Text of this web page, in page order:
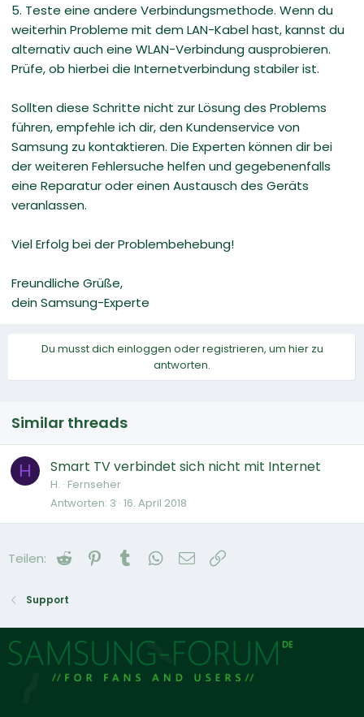
5. Teste eine andere Verbindungsmethode. Wenn du
weiterhin Probleme mit dem LAN-Kabel hast, kannst du
alternativ auch eine WLAN-Verbindung ausprobieren.
Prüfe, ob hierbei die Internetverbindung stabiler ist.
Sollten diese Schritte nicht zur Lösung des Problems
führen, empfehle ich dir, den Kundenservice von
Samsung zu kontaktieren. Die Experten können dir bei
der weiteren Fehlersuche helfen und gegebenenfalls
eine Reparatur oder einen Austausch des Geräts
veranlassen.
Viel Erfolg bei der Problembehebung!
Freundliche Grüße,
dein Samsung-Experte
Du musst dich einloggen oder registrieren, um hier zu
antworten.
Similar threads
H Smart TV verbindet sich nicht mit Internet
H. Fernseher
Antworten 3 16. April 2018
Teilen: Reddit Pinterest
Tumblr WhatsApp
E-Mail
Support